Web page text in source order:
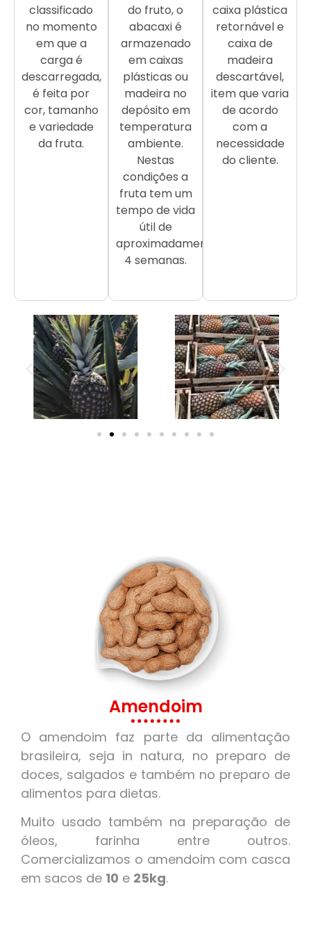
classificado
no momento
em que a
carga é
descarregada,
é feita por
cor, tamanho
e variedade
da fruta.
do fruto, o
abacaxi é
armazenado
em caixas
plásticas ou
madeira no
depósito em
temperatura
ambiente.
Nestas
condições a
fruta tem um
tempo de vida
útil de
aproximadamente
4 semanas.
caixa plástica
retornável e
caixa de
madeira
descartável,
item que varia
de acordo
com a
necessidade
do cliente.
Amendoim
O amendoim faz parte da alimentação
brasileira, seja in natura, no preparo de
doces, salgados e também no preparo de
alimentos para dietas.
Muito usado também na preparação de
óleos, farinha entre outros.
Comercializamos o amendoim com casca
em sacos de 10 e 25kg.